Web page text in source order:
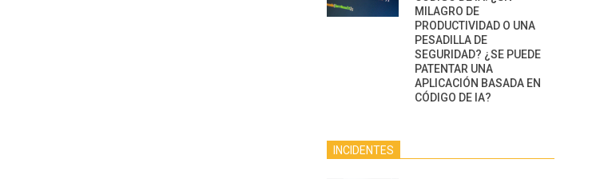
MILAGRO DE
PRODUCTIVIDAD O UNA
PESADILLA DE
SEGURIDAD? ¿SE PUEDE
PATENTAR UNA
APLICACIÓN BASADA EN
CÓDIGO DE IA?
INCIDENTES